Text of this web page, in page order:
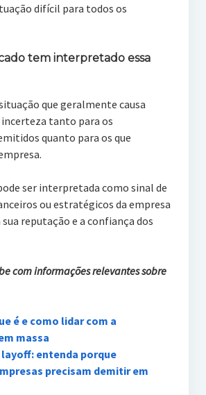
difícil para todos os
tem interpretado essa
que geralmente causa
incerteza tanto para os
quanto para os que
ser interpretada como sinal de
ou estratégicos da empresa
reputação e a confiança dos
com informações relevantes sobre
é e como lidar com a
massa
entenda porque
precisam demitir em